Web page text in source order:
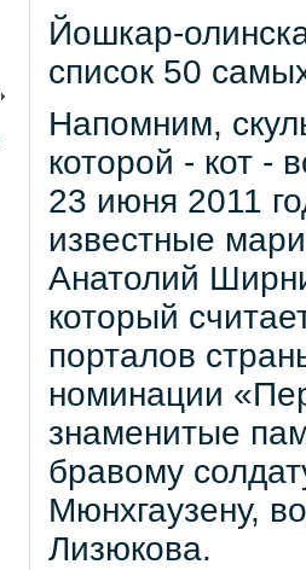
Йошкар-
список 50
Напомним,
которой - кот -
23 июня 2011
известные
Анатолий
который
порталов
номинации
знаменитые
бравому
Мюнхгаузену,
Лизюкова.